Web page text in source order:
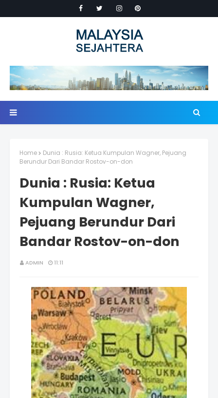
Home
Dunia : Rusia: Ketua Kumpulan Wagner, Pejuang
Berundur Dari Bandar Rostov-on-don
Dunia : Rusia: Ketua
Kumpulan Wagner,
Pejuang Berundur Dari
Bandar Rostov-on-don
ADMIN 11:11